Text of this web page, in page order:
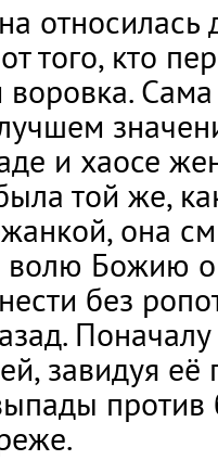
относилась
того, кто
воровка.
и хаосе
той же,
она
Божию о
без
завидуя
против